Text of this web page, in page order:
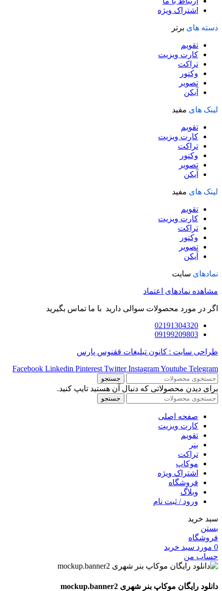
اشتراک ویژه
دسته های برتر
تقویم
کارت ویزیت
تراکت
وکتور
تصویر
آیکن
لینک های مفید
تقویم
کارت ویزیت
تراکت
وکتور
تصویر
آیکن
لینک های مفید
تقویم
کارت ویزیت
تراکت
وکتور
تصویر
آیکن
نمادهای سایت
مشاهده نمادهای اعتماد
اگر در مورد محصولات سوالی دارید با ما تماس بگیرید
02191304320
09199209803
طراحی سایت : کانون تبلیغات ققنوس پارس
Facebook Linkedin Pinterest Twitter InstagramYoutube Telegram
جستجو
برای دیدن محصولاتی که دنبال آن هستید تایپ کنید.
جستجو
صفحه اصلی
کارت ویزیت
تقویم
بنر
تراکت
موکاپ
اشتراک ویژه
فروشگاه
وبلاگ
ورود / ثبت نام
سبد خرید
بستن
فروشگاه
0 مورد سبد خرید
حساب من
دانلود رایگان موکاپ بنر شهری mockup.banner2